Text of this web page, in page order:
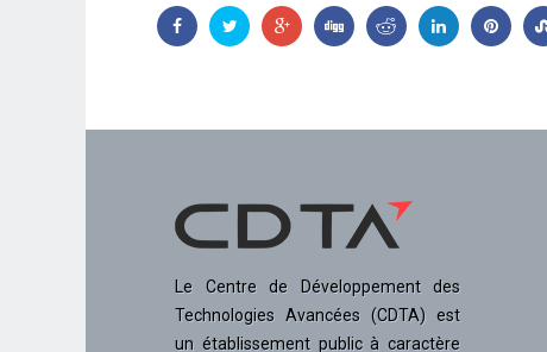
Le Centre de Développement des
Technologies Avancées (CDTA) est
un établissement public à caractère